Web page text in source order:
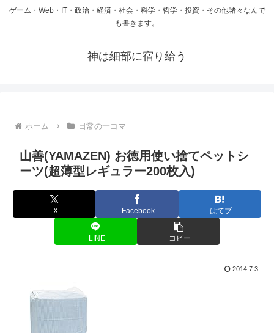
ゲーム・Web・IT・政治・経済・社会・科学・哲学・投資・その他諸々なんで
も書きます。
神は細部に宿り給う
ホーム 日常の一コマ
山善(YAMAZEN) お徳用使い捨てペットシ
ーツ(超薄型レギュラー200枚入)
X Facebook はてブ
LINE コピー
2014.7.3